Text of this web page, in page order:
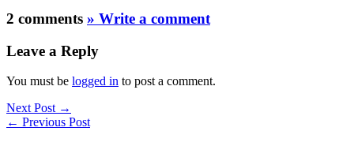
2 comments » Write a comment
Leave a Reply
You must be logged in to post a comment.
Next Post →
← Previous Post